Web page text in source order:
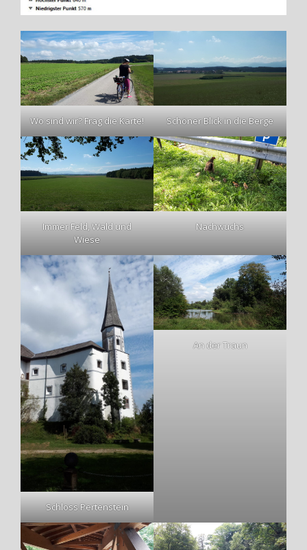
Wo sind wir? Frag die Karte! Schöner Blick in die Berge
Immer Feld, Wald und
Wiese
Nachwuchs
Schloss Pertenstein
An der Traun